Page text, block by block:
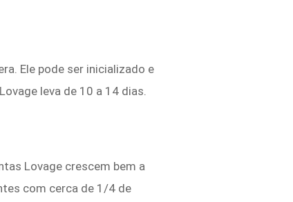
Ele pode ser inicializado e
leva de 10 a 14 dias.
Lovage crescem bem a
com cerca de 1/4 de